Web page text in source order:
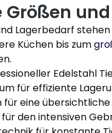
Größen
Lagerbedarf
Küchen bis zum
Edelstahl
für effiziente
für eine
den intensiven